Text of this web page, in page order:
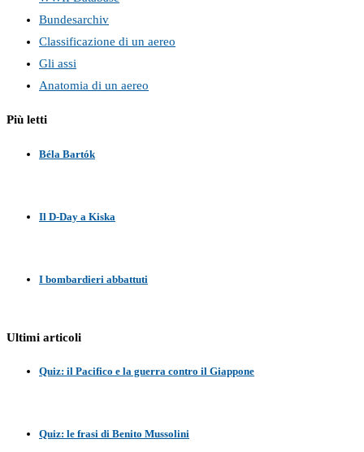
Bundesarchiv
Classificazione di un aereo
Gli assi
Anatomia di un aereo
Più letti
Béla Bartók
Il D-Day a Kiska
I bombardieri abbattuti
Ultimi articoli
Quiz: il Pacifico e la guerra contro il Giappone
Quiz: le frasi di Benito Mussolini